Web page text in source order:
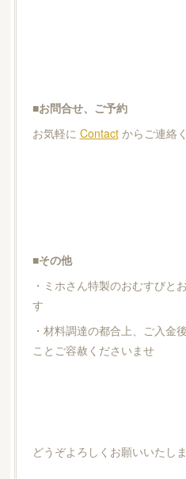
■お問合せ、ご予約
お気軽に Contactからご連絡
■その他
・ミホさん特製のおむすびと
す
・材料調達の都合上、ご入金
ことご容赦くださいませ
どうぞよろしくお願いいたし